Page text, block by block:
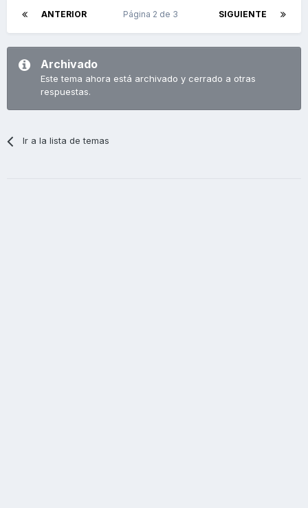
ANTERIOR SIGUIENTE
Página 2 de 3
Archivado
Este tema ahora está archivado y cerrado a otras
respuestas.
Ir a la lista de temas